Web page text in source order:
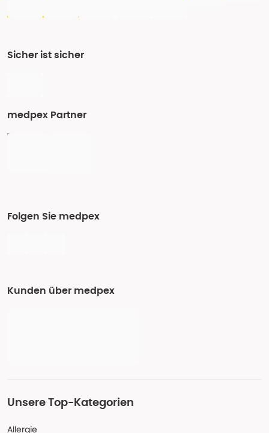
Sicher ist sicher
medpex Partner
Folgen Sie medpex
Kunden über medpex
Unsere Top-Kategorien
Allergie